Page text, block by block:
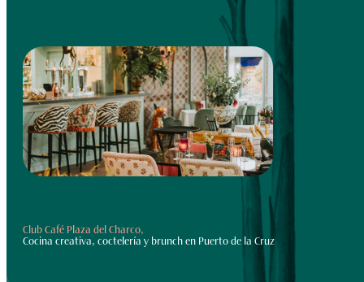
Club Café Plaza del Charco,
Cocina creativa, coctelería y brunch en Puerto de la Cruz